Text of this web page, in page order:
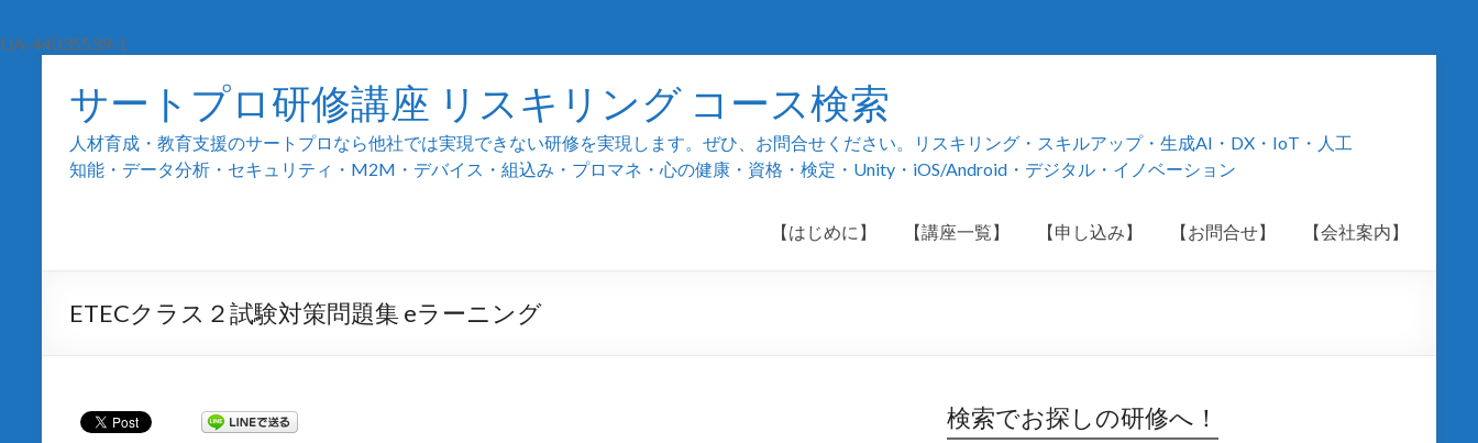
UA-44035539-1
サートプロ研修講座 リスキリング コース検索
人材育成・教育支援のサートプロなら他社では実現できない研修を実現します。ぜひ、お問合せください。リスキリング・スキルアップ・生成AI・DX・IoT・人工
知能・データ分析・セキュリティ・M2M・デバイス・組込み・プロマネ・心の健康・資格・検定・Unity・iOS/Android・デジタル・イノベーション
【はじめに】 【講座一覧】 【申し込み】 【お問合せ】 【会社案内】
ETECクラス２試験対策問題集 eラーニング
検索でお探しの研修へ！